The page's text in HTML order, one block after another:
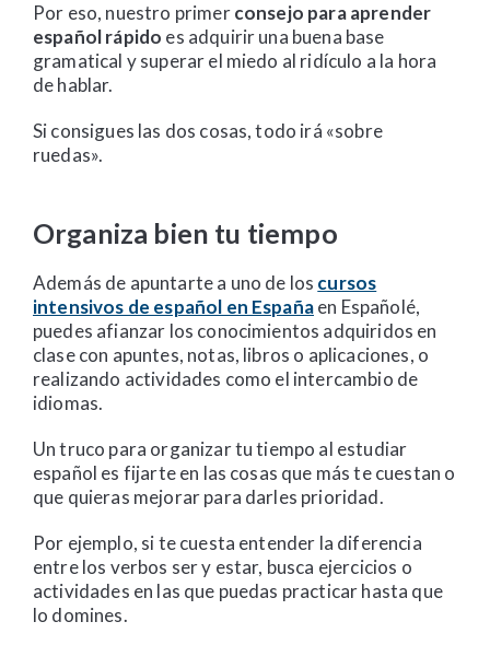
Por eso, nuestro primerconsejo para aprender
español rápido es adquirir una buena base
gramatical y superar el miedo al ridículo a la hora
de hablar.
Si consigues las dos cosas, todo irá «sobre
ruedas».
Organiza bien tu tiempo
Además de apuntarte a uno de los cursos
intensivos de español en Españaen Españolé,
puedes afianzar los conocimientos adquiridos en
clase con apuntes, notas, libros o aplicaciones, o
realizando actividades como el intercambio de
idiomas.
Un truco para organizar tu tiempo al estudiar
español es fijarte en las cosas que más te cuestan o
que quieras mejorar para darles prioridad.
Por ejemplo, si te cuesta entender la diferencia
entre los verbos ser y estar, busca ejercicios o
actividades en las que puedas practicar hasta que
lo domines.